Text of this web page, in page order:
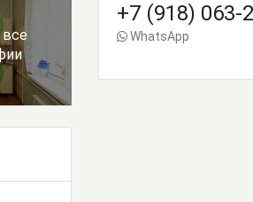
все
+7 (918) 063-
WhatsApp